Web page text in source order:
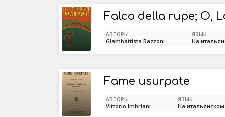
Falco della rupe; O,
АВТОРЫ
Giambattista Bazzoni
ЯЗЫК
На
Fame usurpate
АВТОРЫ
Vittorio Imbriani
ЯЗЫК
На итальянском